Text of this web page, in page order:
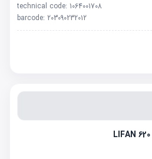
technical code: 1064001708
barcode: 203090232012